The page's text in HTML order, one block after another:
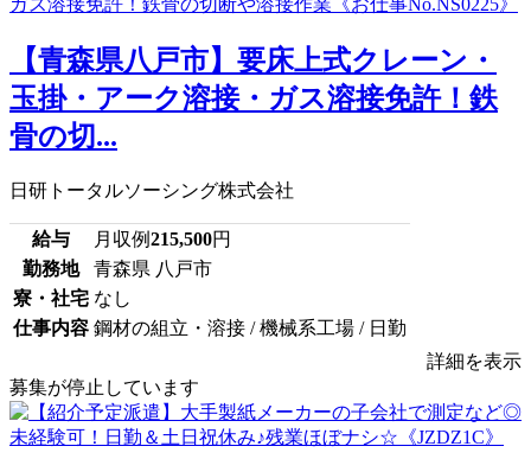
【青森県八戸市】要床上式クレーン・
玉掛・アーク溶接・ガス溶接免許！鉄
骨の切...
日研トータルソーシング株式会社
給与 月収例215,500円
勤務地
青森県 八戸市
寮・社宅 なし
仕事内容 鋼材の組立・溶接 / 機械系工場 / 日勤
詳細を表示
募集が停止しています